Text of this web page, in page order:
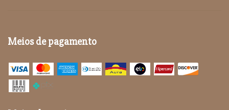
Meios de pagamento